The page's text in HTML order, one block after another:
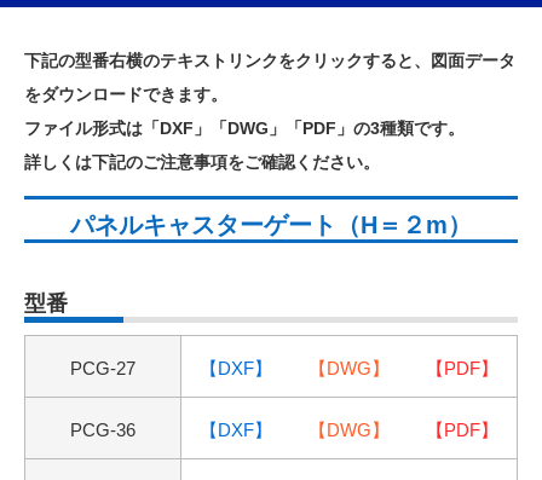
下記の型番右横のテキストリンクをクリックすると、図面データ
をダウンロードできます。
ファイル形式は「DXF」「DWG」「PDF」の3種類です。
詳しくは下記のご注意事項をご確認ください。
パネルキャスターゲート（H＝２m）
型番
PCG-27 【DXF】 【DWG】 【PDF】
PCG-36 【DXF】 【DWG】 【PDF】